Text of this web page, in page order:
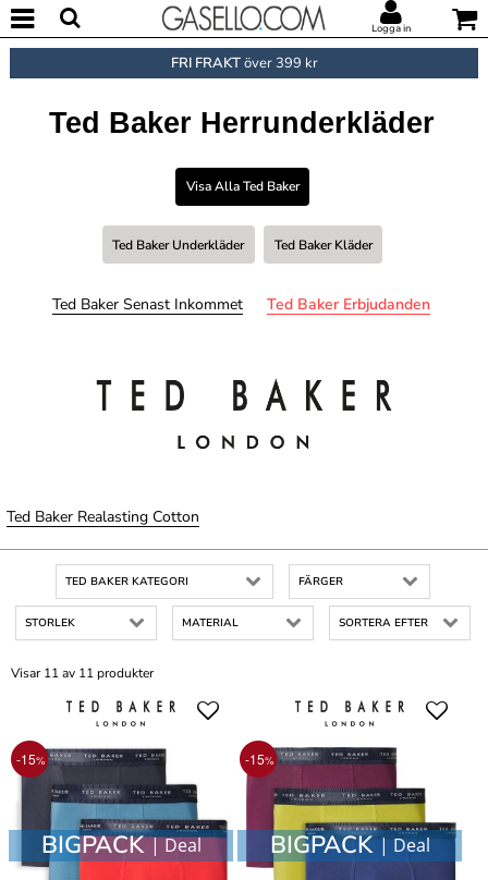
Logga in
FRI FRAKTöver 399 kr
Ted Baker Herrunderkläder
Visa Alla Ted Baker
Ted Baker Underkläder Ted Baker Kläder
Ted Baker Senast Inkommet Ted Baker Erbjudanden
Ted Baker Realasting Cotton
TED BAKER KATEGORI FÄRGER
STORLEK MATERIAL SORTERA EFTER
Visar 11 av 11 produkter
-15%
BIGPACK| Deal
-15%
BIGPACK| Deal